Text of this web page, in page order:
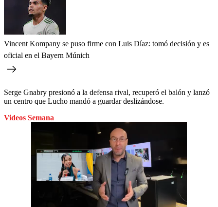
Vincent Kompany se puso firme con Luis Díaz: tomó decisión y es
oficial en el Bayern Múnich
Serge Gnabry presionó a la defensa rival, recuperó el balón y lanzó
un centro que Lucho mandó a guardar deslizándose.
Videos Semana